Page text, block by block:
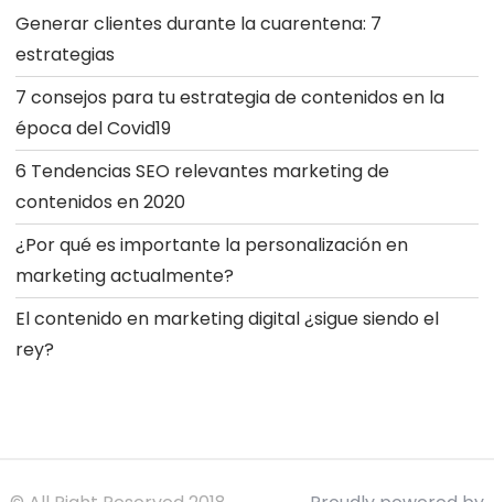
Generar clientes durante la cuarentena: 7
estrategias
7 consejos para tu estrategia de contenidos en la
época del Covid19
6 Tendencias SEO relevantes marketing de
contenidos en 2020
¿Por qué es importante la personalización en
marketing actualmente?
El contenido en marketing digital ¿sigue siendo el
rey?